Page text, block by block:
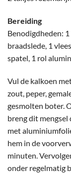
Bereiding
Benodigdheden:
braadslede, 1
spatel, 1 rol
Vul de kalkoen
zout, peper,
gesmolten boter.
breng dit mengsel
met
hem in de
minuten.
onder regelmatig